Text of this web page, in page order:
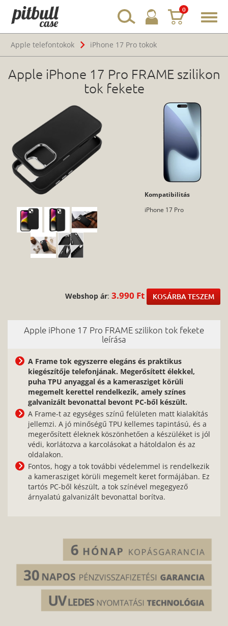
0
Apple telefontokok
iPhone 17 Pro tokok
Apple iPhone 17 Pro FRAME szilikon
tok fekete
Kompatibilitás
iPhone 17 Pro
Webshop ár: 3.990 Ft KOSÁRBA TESZEM
Apple iPhone 17 Pro FRAME szilikon tok fekete
leírása
A Frame tok egyszerre elegáns és praktikus
kiegészítője telefonjának. Megerősített élekkel,
puha TPU anyaggal és a kamerasziget körüli
megemelt kerettel rendelkezik, amely színes
galvanizált bevonattal bevont PC-ből készült.
A Frame-t az egységes színű felületen matt kialakítás
jellemzi. A jó minőségű TPU kellemes tapintású, és a
megerősített éleknek köszönhetően a készüléket is jól
védi, korlátozva a karcolásokat a hátoldalon és az
oldalakon.
Fontos, hogy a tok további védelemmel is rendelkezik
a kamerasziget körüli megemelt keret formájában. Ez
tartós PC-ből készült, a tok színével megegyező
árnyalatú galvanizált bevonattal borítva.